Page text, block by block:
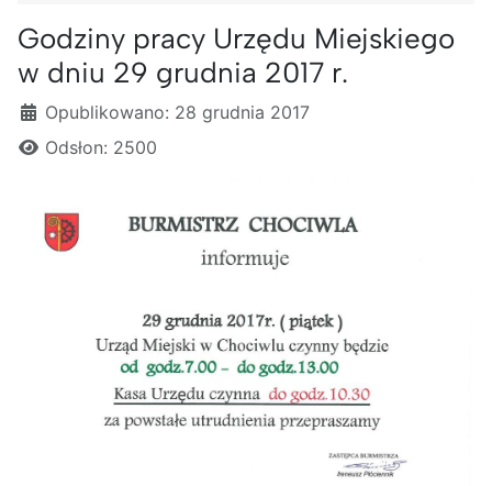
Godziny pracy Urzędu Miejskiego
w dniu 29 grudnia 2017 r.
Szczegóły
Opublikowano: 28 grudnia 2017
Odsłon: 2500